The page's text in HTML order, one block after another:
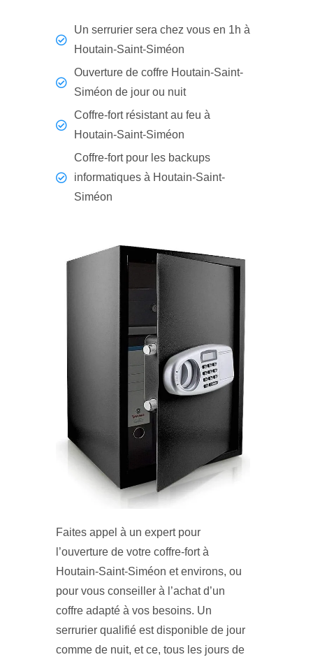
Un serrurier sera chez vous en 1h à
Houtain-Saint-Siméon
Ouverture de coffre Houtain-Saint-
Siméon de jour ou nuit
Coffre-fort résistant au feu à
Houtain-Saint-Siméon
Coffre-fort pour les backups
informatiques à Houtain-Saint-
Siméon
Faites appel à un expert pour
l’ouverture de votre coffre-fort à
Houtain-Saint-Siméon et environs, ou
pour vous conseiller à l’achat d’un
coffre adapté à vos besoins. Un
serrurier qualifié est disponible de jour
comme de nuit, et ce, tous les jours de